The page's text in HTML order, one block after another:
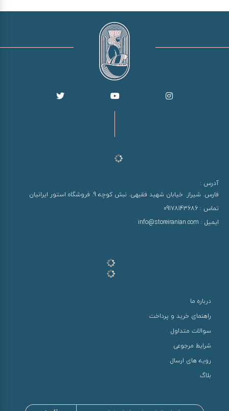
آدرس :
فارس. شیراز. خیابان شهید فقیهی. نبش کوچه 9. فروشگاه استور ایرانیان
تماس : 09178143686
ایمیل : info@storeiranian.com
درباره ما
راهنمای خرید و پرداخت
سوالات متداول
شرایط مرجوعی
رویه های ارسال
بلاگ